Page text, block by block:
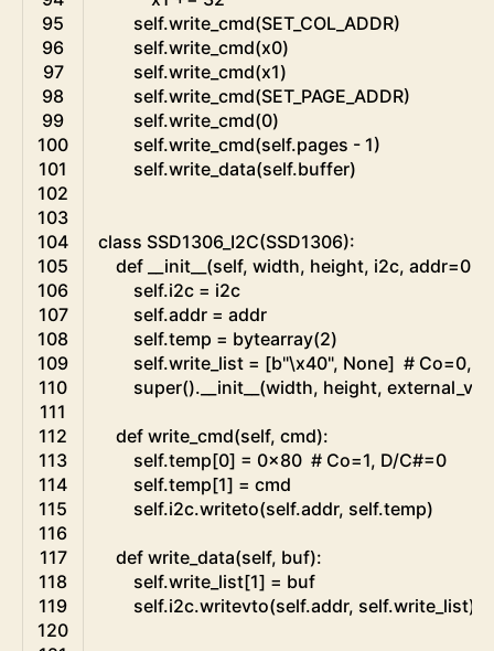
95
96
97
98
99
100
101
102
103
104
105
106
107
108
109
110
111
112
113
114
115
116
117
118
119
120
self.write_cmd(SET_COL_ADDR)
self.write_cmd(x0)
self.write_cmd(x1)
self.write_cmd(SET_PAGE_ADDR)
self.write_cmd(0)
self.write_cmd(self.pages - 1)
self.write_data(self.buffer)
class SSD1306_I2C(SSD1306):
def
__init__ (self, width, height, i2c, addr=
self.i2c = i2c
self.addr = addr
self.temp = bytearray(2)
self.write_list = [b"\x40", None] # Co=0,
super(). __init__ (width, height, external_vcc
def write_cmd(self, cmd):
self.temp[0] = 0x80 # Co=1, D/C#=0
self.temp[1] = cmd
self.i2c.writeto(self.addr, self.temp)
def write_data(self, buf):
self.write_list[1] = buf
self.i2c.writevto(self.addr, self.write_list)